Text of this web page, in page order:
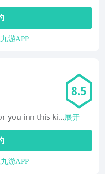
游APP
8.5
you inn this ki...展开
游APP